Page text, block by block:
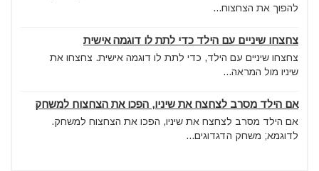
להפוך את הצחצוח...
צחצחו שיניים עם הילד כדי לתת לו דוגמה אישית
צחצחו שיניים עם הילד, כדי לתת לו דוגמה אישית. צחצחו את
שיניו מול המראה...
אם הילד מסרב לצחצח את שיניו, הפכו את הצחצוח למשחק
אם הילד מסרב לצחצח את שיניו, הפכו את הצחצוח למשחק.
לדוגמא; משחק הדגדוגים...